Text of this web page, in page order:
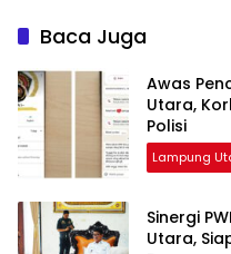
Baca Juga
Awas
Utara,
Polisi
Lampung
Sinergi
Utara,